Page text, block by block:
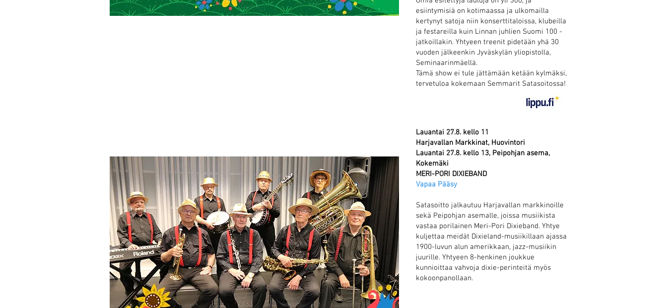
esiintymisiä on kotimaassa ja ulkomailla
kertynyt satoja niin konserttitaloissa, klubeilla
ja festareilla kuin Linnan juhlien Suomi 100 -
jatkoillakin. Yhtyeen treenit pidetään yhä 30
vuoden jälkeenkin Jyväskylän yliopistolla,
Seminaarinmäellä.
Tämä show ei tule jättämään ketään kylmäksi,
tervetuloa kokemaan Semmarit Satasoitossa!
Lauantai 27.8. kello 11
Harjavallan Markkinat, Huovintori
Lauantai 27.8. kello 13, Peipohjan asema,
Kokemäki
MERI-PORI DIXIEBAND
Vapaa Pääsy
Satasoitto jalkautuu Harjavallan markkinoille
sekä Peipohjan asemalle, joissa musiikista
vastaa porilainen Meri-Pori Dixieband. Yhtye
kuljettaa meidät Dixieland-musiikillaan ajassa
1900-luvun alun amerikkaan, jazz-musiikin
juurille. Yhtyeen 8-henkinen joukkue
kunnioittaa vahvoja dixie-perinteitä myös
kokoonpanollaan.